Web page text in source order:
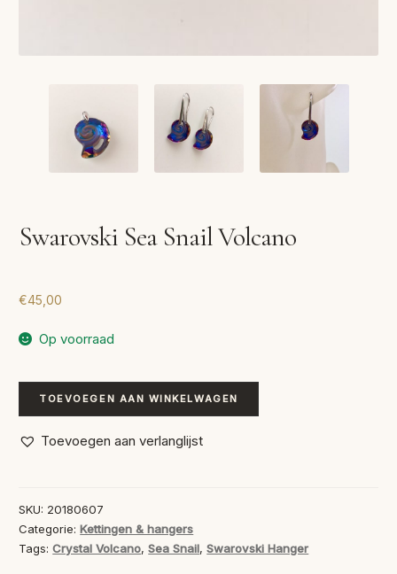
Swarovski Sea Snail Volcano
€45,00
Op voorraad
Swarovski
Sea
Snail
TOEVOEGEN AAN WINKELWAGEN
Toevoegen aan verlanglijst
SKU: 20180607
Categorie:Kettingen & hangers
Tags:Crystal Volcano,Sea Snail,Swarovski Hanger